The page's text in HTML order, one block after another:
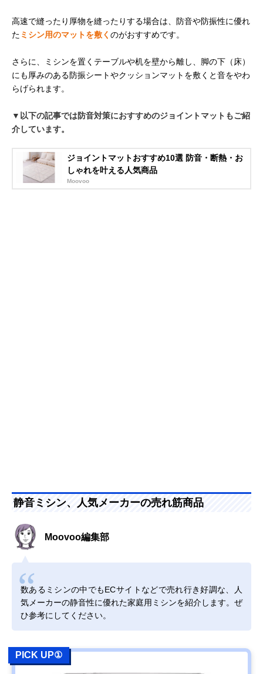
高速で縫ったり厚物を縫ったりする場合は、防音や防振性に優れ
た ミシン用のマットを敷く のがおすすめです。
さらに、ミシンを置くテーブルや机を壁から離し、脚の下（床）
にも厚みのある防振シートやクッションマットを敷くと音をやわ
らげられます。
▼以下の記事では防音対策におすすめのジョイントマットもご紹
介しています。
ジョイントマットおすすめ10選 防音・断熱・お
しゃれを叶える人気商品
Moovoo
静音ミシン、人気メーカーの売れ筋商品
Moovoo編集部
数あるミシンの中でもECサイトなどで売れ行き好調な、人
気メーカーの静音性に優れた家庭用ミシンを紹介します。ぜ
ひ参考にしてください。
PICK UP①